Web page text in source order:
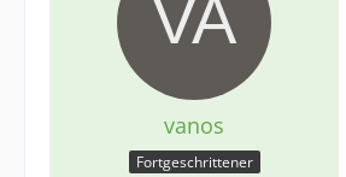
vanos
Fortgeschrittener